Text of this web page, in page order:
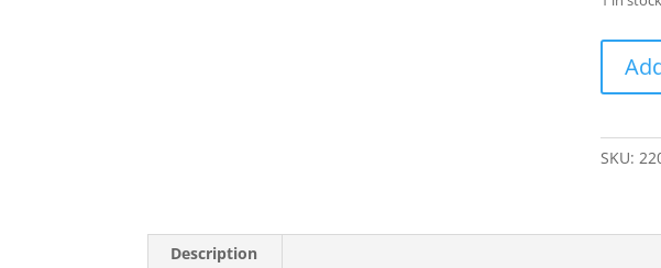
quantity
SKU:
Description